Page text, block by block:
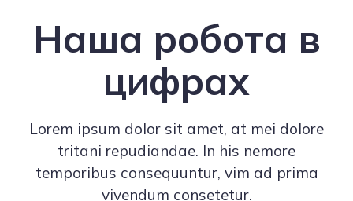
Наша робота в
цифрах
Lorem ipsum dolor sit amet, at mei dolore
tritani repudiandae. In his nemore
temporibus consequuntur, vim ad prima
vivendum consetetur.